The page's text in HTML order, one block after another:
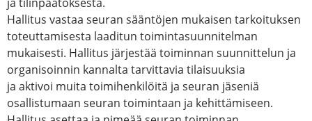
Hallitus vastaa seuran sääntöjen mukaisen tarkoituksen
toteuttamisesta laaditun toimintasuunnitelman
mukaisesti. Hallitus järjestää toiminnan suunnittelun ja
organisoinnin kannalta tarvittavia tilaisuuksia
ja aktivoi muita toimihenkilöitä ja seuran jäseniä
osallistumaan seuran toimintaan ja kehittämiseen.